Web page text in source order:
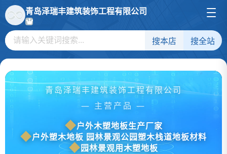
青岛泽瑞丰建筑装饰工程有限公司
搜本店 搜全站
青岛泽瑞丰建筑装饰工程有限公司
— 主营产品 —
户外木塑地板生产厂家
户外塑木地板 园林景观公园塑木栈道地板材料
园林景观用木塑地板